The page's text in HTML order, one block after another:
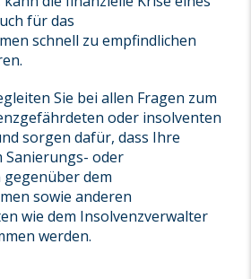
für das
schnell zu empfindlichen
Sie bei allen Fragen zum
oder insolventen
sorgen dafür, dass Ihre
Sanierungs- oder
dem
sowie anderen
wie dem Insolvenzverwalter
werden.